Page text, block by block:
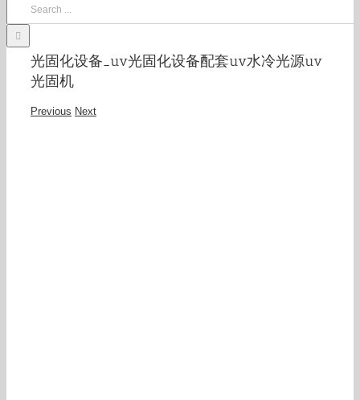
光固化设备_uv光固化设备配套uv水冷光源uv
光固机
Previous Next